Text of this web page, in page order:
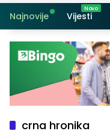
Najnovije Vijesti
crna hronika